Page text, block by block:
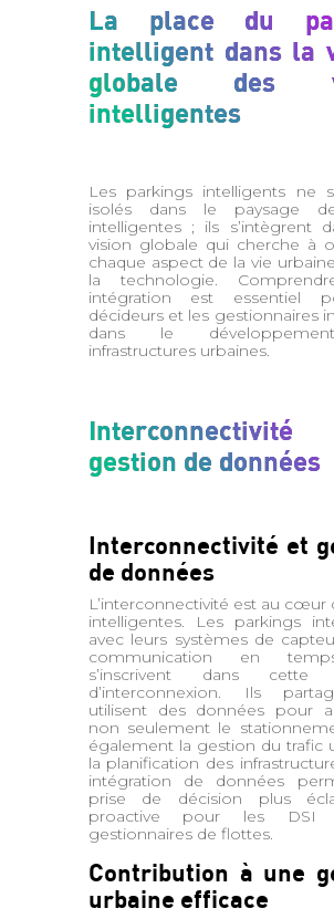
La place du
intelligent dans la
globale des
intelligentes
Les parkings intelligents ne
isolés dans le paysage
intelligentes ; ils s’intègrent
vision globale qui cherche à
chaque aspect de la vie
la technologie.
intégration est essentiel
décideurs et les gestionnaires
dans le
infrastructures urbaines.
gestion de données
Interconnectivité et
de données
L’interconnectivité est au cœur
intelligentes. Les parkings
avec leurs systèmes de
communication en
s’inscrivent dans cette
d’interconnexion. Ils
utilisent des données pour
non seulement le
également la gestion du trafic
la planification des
intégration de données
prise de décision plus
proactive pour les
gestionnaires de flottes.
Contribution à une
urbaine efficace